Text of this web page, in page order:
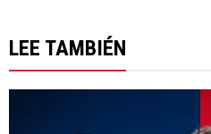
LEE TAMBIÉN